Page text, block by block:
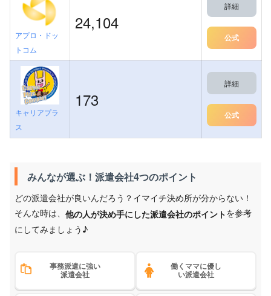
アプロ・ドッ
トコム
24,104
詳細
公式
キャリアプラ
ス
173
詳細
公式
みんなが選ぶ！派遣会社4つのポイント
どの派遣会社が良いんだろう？イマイチ決め所が分からない！
そんな時は、 他の人が決め手にした派遣会社のポイントを参考
にしてみましょう♪
事務派遣に強い
派遣会社
働くママに優し
い派遣会社